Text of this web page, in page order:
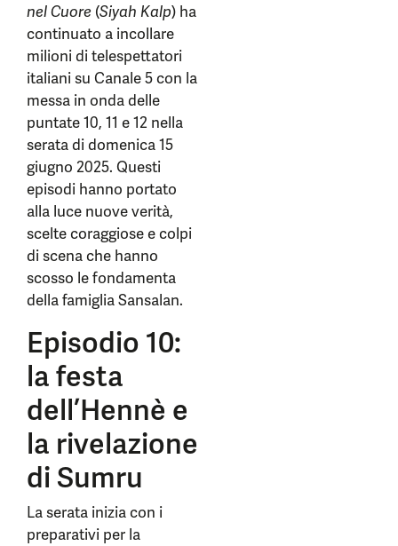
nel Cuore (Siyah Kalp) ha
continuato a incollare
milioni di telespettatori
italiani su Canale 5 con la
messa in onda delle
puntate 10, 11 e 12 nella
serata di domenica 15
giugno 2025. Questi
episodi hanno portato
alla luce nuove verità,
scelte coraggiose e colpi
di scena che hanno
scosso le fondamenta
della famiglia Sansalan.
Episodio 10:
la festa
dell’Hennè e
la rivelazione
di Sumru
La serata inizia con i
preparativi per la